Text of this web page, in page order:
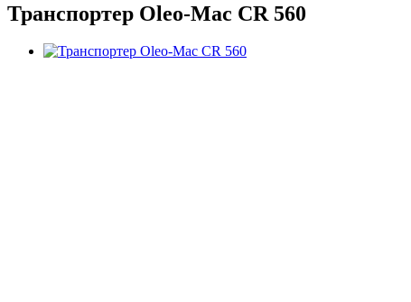
Транспортер Oleo-Mac CR 560